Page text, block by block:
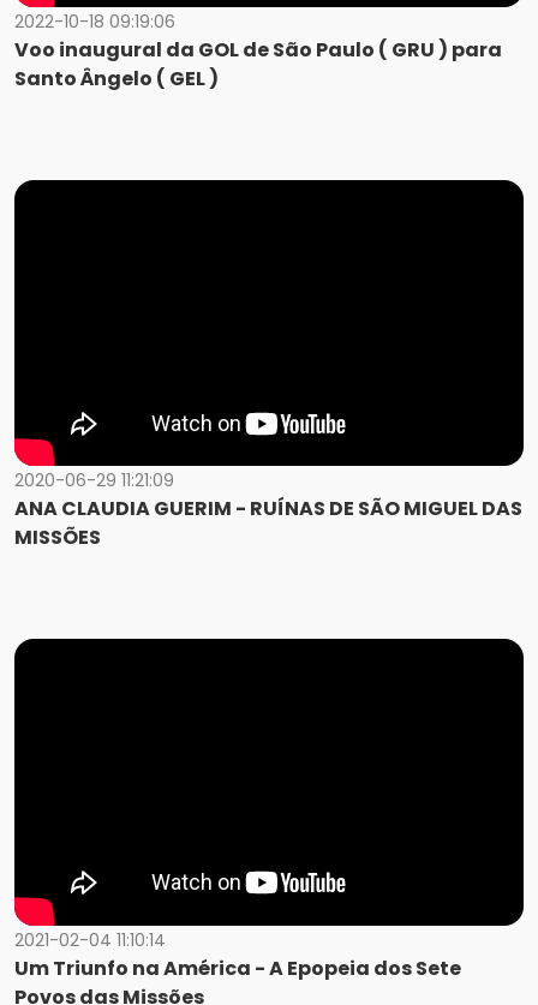
2022-10-18 09:19:06
Voo inaugural da GOL de São Paulo ( GRU ) para
Santo Ângelo ( GEL )
2020-06-29 11:21:09
ANA CLAUDIA GUERIM - RUÍNAS DE SÃO MIGUEL DAS
MISSÕES
2021-02-04 11:10:14
Um Triunfo na América - A Epopeia dos Sete
Povos das Missões